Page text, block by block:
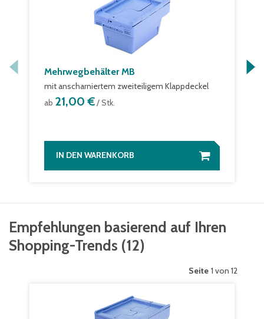
Mehrwegbehälter MB
mit anscharniertem zweiteiligem Klappdeckel
ab 21,00 €/ Stk.
IN DEN WARENKORB
Empfehlungen basierend auf Ihren
Shopping-Trends (12)
Seite 1 von 12